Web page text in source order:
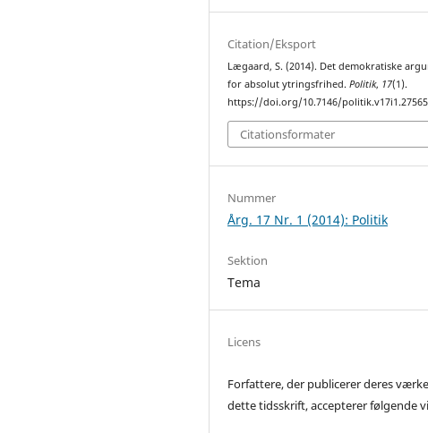
Citation/Eksport
Lægaard, S. (2014). Det demokratiske
for absolut ytringsfrihed.Politik, 17(1).
https://doi.org/10.7146/politik.v17i1.27565
Citationsformater
Nummer
Årg. 17 Nr. 1 (2014): Politik
Sektion
Tema
Licens
Forfattere, der publicerer deres
dette tidsskrift, accepterer følgende